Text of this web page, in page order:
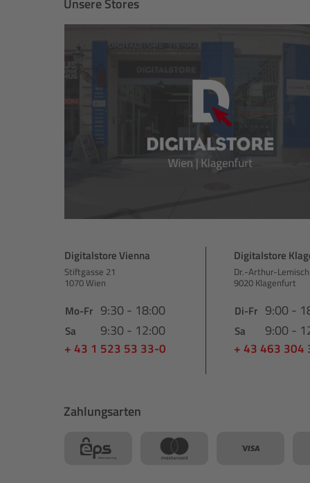
Digitalstore Vienna
Stiftgasse 21
1070 Wien
Mo-Fr 9:30 - 18:00
Sa 9:30 - 12:00
+ 43 1 523 53 33-0
Digitalstore
Dr.-Arthur-
9020 Klagenfurt
Di-Fr 9:00 -
Sa 9:00 -
+ 43 463 304
Zahlungsarten